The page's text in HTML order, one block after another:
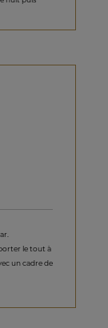
le tout à
un cadre de